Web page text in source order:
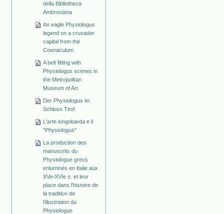
della Bibliotheca
Ambrosiana
An eagle Physiologus
legend on a crusader
capital from the
Coenaculum
A belt fitting with
Physiologus scenes in
the Metropolitan
Museum of Art
Der Physiologus im
Schloss Tirol
L'arte longobarda e il
"Physiologus"
La production des
manuscrits du
Physiologue grecs
enluminés en Italie aux
XVe-XVIe s. et leur
place dans l'histoire de
la tradition de
l'illustration du
Physiologue